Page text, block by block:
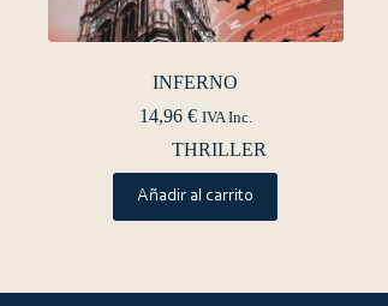
INFERNO
14,96 € IVA Inc.
THRILLER
Añadir al carrito